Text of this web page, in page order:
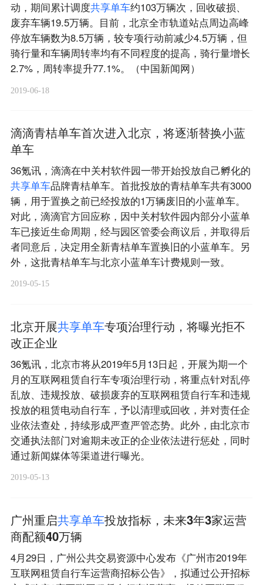
动，期间累计调度共享单车约103万辆次，回收破损、
废弃车辆19.5万辆。目前，北京全市轨道站点周边高峰
停放车辆数为8.5万辆，较专项行动前减少4.5万辆，但
骑行量和车辆周转率均有不同程度的提高，骑行量增长
2.7%，周转率提升77.1%。（中国新闻网）
2019-06-18
滴滴青桔单车首次进入北京，将逐渐替换小蓝
单车
36氪讯，滴滴在中关村软件园一带开始投放自己孵化的
共享单车品牌青桔单车。首批投放的青桔单车共有3000
辆，用于置换之前已经投放的1万辆废旧的小蓝单车。
对此，滴滴官方回应称，因中关村软件园内部分小蓝单
车已接近生命周期，经与园区管委会商议后，并取得后
者同意后，决定用全新青桔单车置换旧的小蓝单车。另
外，这批青桔单车与北京小蓝单车计费规则一致。
2019-05-15
北京开展共享单车专项治理行动，将曝光拒不
改正企业
36氪讯，​​北京市将从2019年5月13日起，开展为期一个
月的互联网租赁自行车专项治理行动，将重点针对乱停
乱放、违规投放、破损废弃的互联网租赁自行车和违规
投放的租赁电动自行车，予以清理或回收，并对责任企
业依法查处，持续形成严查严管态势。此外，由北京市
交通执法部门对逾期未改正的企业依法进行惩处，同时
通过新闻媒体等渠道进行曝光。
2019-05-13
广州重启共享单车投放指标，未来3年3家运营
商配额40万辆
4月29日，广州公共交易资源中心发布《广州市2019年
互联网租赁自行车运营商招标公告》，拟通过公开招标